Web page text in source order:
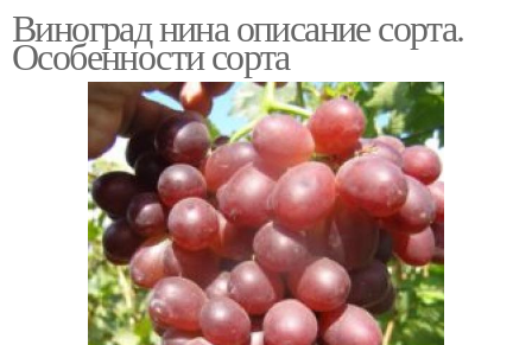
Виноград нина описание сорта.
Особенности сорта